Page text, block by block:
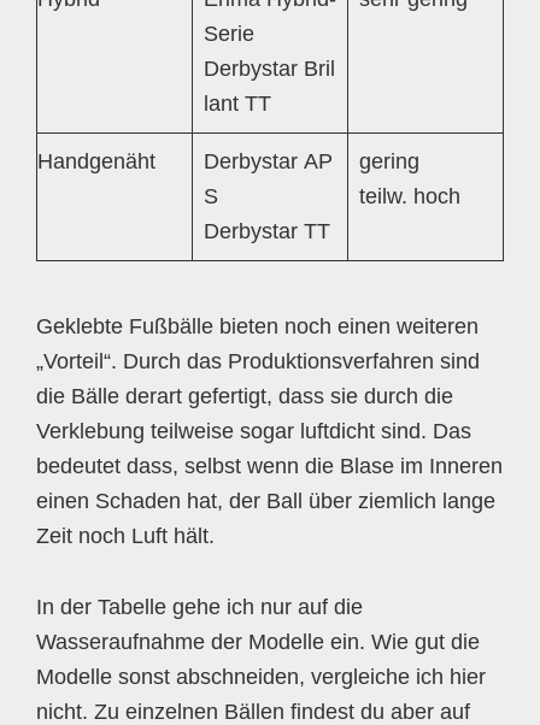
Serie
Derbystar Bril
lant TT
Handgenäht
Derbystar AP
S
Derbystar TT
gering
teilw. hoch
Geklebte Fußbälle bieten noch einen weiteren
„Vorteil“. Durch das Produktionsverfahren sind
die Bälle derart gefertigt, dass sie durch die
Verklebung teilweise sogar luftdicht sind. Das
bedeutet dass, selbst wenn die Blase im Inneren
einen Schaden hat, der Ball über ziemlich lange
Zeit noch Luft hält.
In der Tabelle gehe ich nur auf die
Wasseraufnahme der Modelle ein. Wie gut die
Modelle sonst abschneiden, vergleiche ich hier
nicht. Zu einzelnen Bällen findest du aber auf